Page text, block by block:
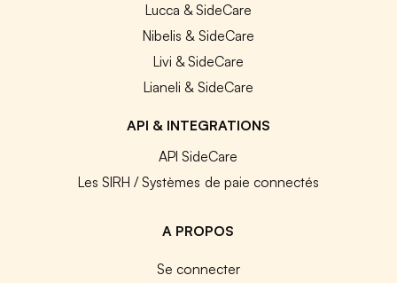
Lucca & SideCare
Nibelis & SideCare
Livi & SideCare
Lianeli & SideCare
API & INTEGRATIONS
API SideCare
Les SIRH / Systèmes de paie connectés
A PROPOS
Se connecter